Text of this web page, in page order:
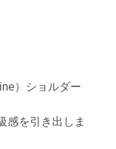
）ショルダー
感を引き出しま